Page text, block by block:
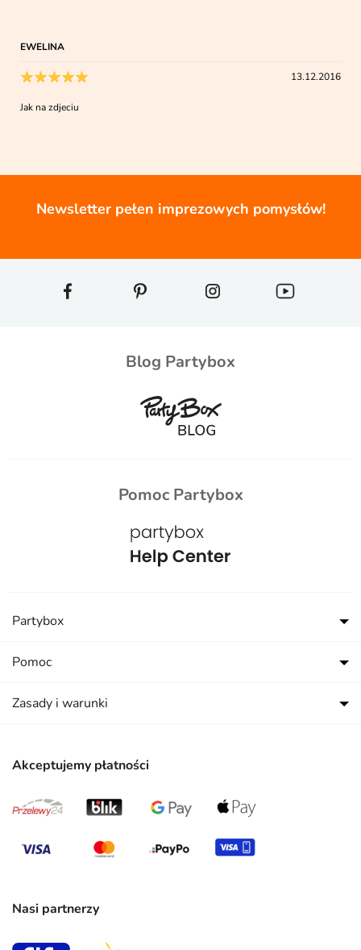
EWELINA
13.12.2016
Jak na zdjeciu
Newsletter pełen imprezowych pomysłów!
Blog Partybox
Pomoc Partybox
Akceptujemy płatności
Nasi partnerzy
Partybox
Pomoc
Zasady i warunki